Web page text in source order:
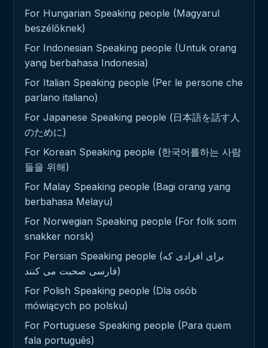
For Hungarian Speaking people (Magyarul
beszélőknek)
For Indonesian Speaking people (Untuk orang
yang berbahasa Indonesia)
For Italian Speaking people (Per le persone che
parlano italiano)
For Japanese Speaking people (日本語を話す人
のために)
For Korean Speaking people (한국어를하는 사람
들을 위해)
For Malay Speaking people (Bagi orang yang
berbahasa Melayu)
For Norwegian Speaking people (For folk som
snakker norsk)
For Persian Speaking people (برای افرادی که
فارسی صحبت می کنند)
For Polish Speaking people (Dla osób
mówiących po polsku)
For Portuguese Speaking people (Para quem
fala português)